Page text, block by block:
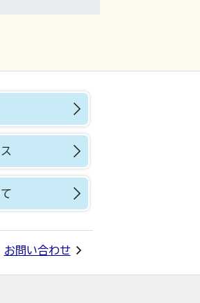
お問い合わせ